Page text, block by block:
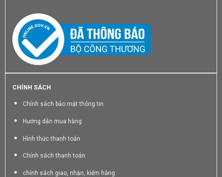
CHÍNH SÁCH
Chính sách bảo mật thông tin
Hướng dẫn mua hàng
Hình thức thanh toán
Chính sách thanh toán
chính sách giao, nhận, kiểm hàng